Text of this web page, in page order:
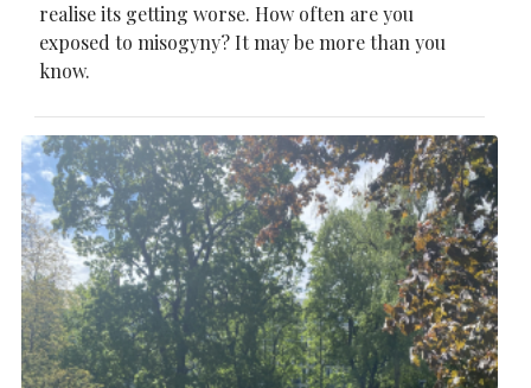
realise its getting worse. How often are you
exposed to misogyny? It may be more than you
know.